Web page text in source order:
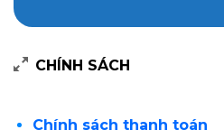
CHÍNH SÁCH
Chính sách thanh toán